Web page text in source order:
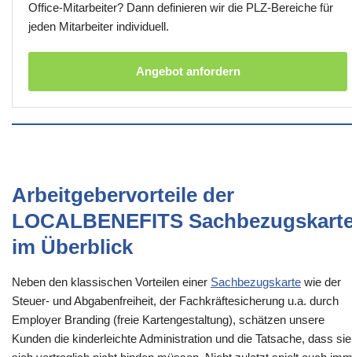
Office-Mitarbeiter? Dann definieren wir die PLZ-Bereiche für
jeden Mitarbeiter individuell.
Angebot anfordern
Arbeitgebervorteile der
LOCALBENEFITS
im Überblick
Neben den klassischen Vorteilen einer Sachbezugskarte wie der
Steuer- und Abgabenfreiheit, der Fachkräftesicherung u.a. durch
Employer Branding (freie Kartengestaltung), schätzen unsere
Kunden die kinderleichte Administration und die Tatsache, dass sie